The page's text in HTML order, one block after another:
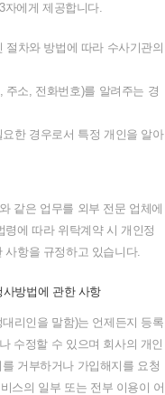
3자에게 제공합니다.
절차와 방법에 따라 수사기관의
, 주소, 전화번호)를 알려주는 경
요한 경우로서 특정 개인을 알아
같은 업무를 외부 전문 업체에
령에 따라 위탁계약 시 개인정
사항을 규정하고 있습니다.
사방법에 관한 사항
대리인을 말함)는 언제든지 등록
수정할 수 있으며 회사의 개인
를 거부하거나 가입해지를 요청
스의 일부 또는 전부 이용이 어